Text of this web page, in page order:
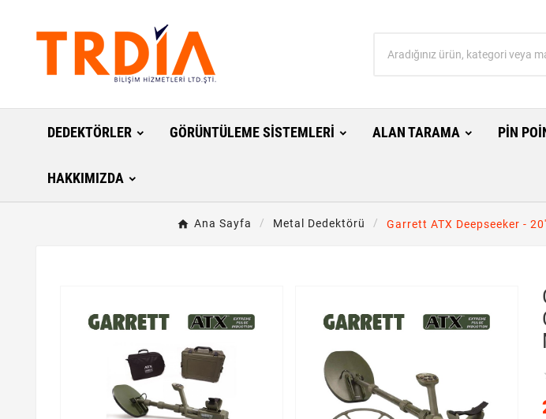
DEDEKTÖRLER GÖRÜNTÜLEME SISTEMLERI ALAN TARAMA PIN
HAKKIMIZDA
Ana Sayfa Metal Dedektörü Garrett ATX Deepseeker -